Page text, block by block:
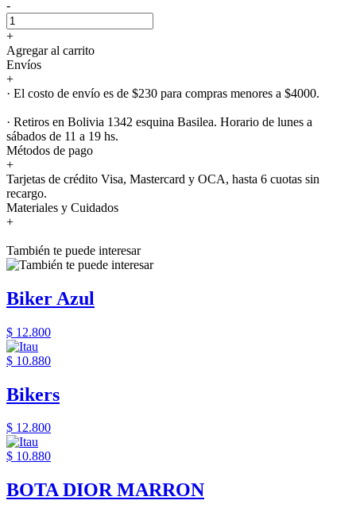
-
+
Agregar al carrito
Envíos
+
· El costo de envío es de $230 para compras menores a $4000.
· Retiros en Bolivia 1342 esquina Basilea. Horario de lunes a
sábados de 11 a 19 hs.
Métodos de pago
+
Tarjetas de crédito Visa, Mastercard y OCA, hasta 6 cuotas sin
recargo.
Materiales y Cuidados
+
También te puede interesar
Biker Azul
$ 12.800
$ 10.880
Bikers
$ 12.800
$ 10.880
BOTA DIOR MARRON